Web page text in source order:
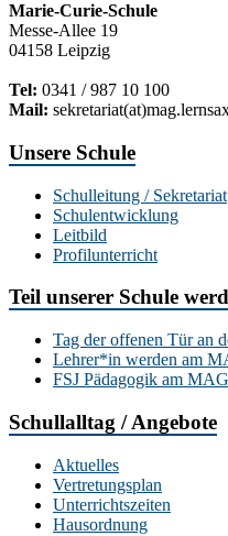
Marie-Curie-Schule
Messe-Allee 19
04158 Leipzig
Tel: 0341 / 987 10 100
Mail:
Unsere Schule
Schulleitung / Sekretariat
Schulentwicklung
Leitbild
Profilunterricht
Teil unserer Schule
Tag der offenen Tür an
Lehrer*in werden am
FSJ Pädagogik am MAG
Schullalltag / Angebote
Aktuelles
Vertretungsplan
Unterrichtszeiten
Hausordnung